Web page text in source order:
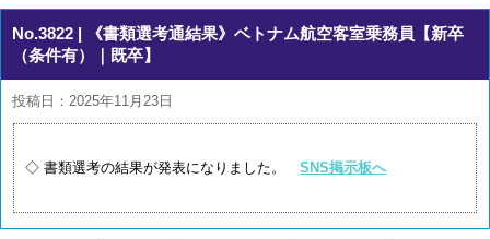
No.3822 | 《書類選考通結果》ベトナム航空客室乗務員【新卒
（条件有）｜既卒】
投稿日：2025年11月23日
◇ 書類選考の結果が発表になりました。SNS掲示板へ